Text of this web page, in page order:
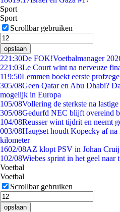
Sport
Sport
Scrollbar gebruiken
opslaan
221:30De FOK!Voetbalmanager
221:03Le Court wint na nerveuze
119:50Lemmen boekt eerste
305/08Geen Qatar en Abu Dhabi?
mogelijk in Europa
105/08Vollering de sterkste na
305/08Gedurfd NEC blijft overeind
104/08Reusser wint tijdrit en neemt
003/08Haugset houdt Kopecky af
kilometer
1602/08AZ klopt PSV in Johan
102/08Wiebes sprint in het geel naar
Voetbal
Voetbal
Scrollbar gebruiken
opslaan